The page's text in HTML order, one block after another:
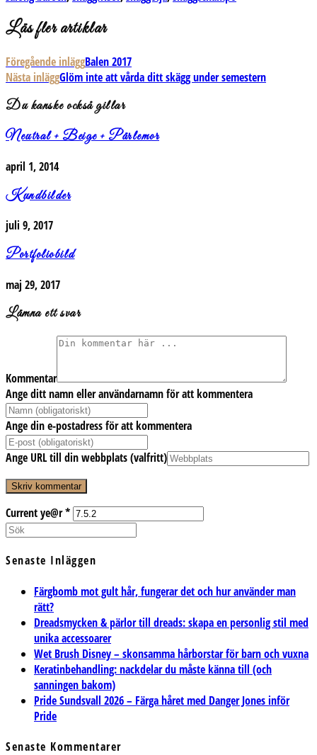
Läs fler artiklar
Föregående inläggBalen 2017
Nästa inläggGlöm inte att vårda ditt skägg under semestern
Du kanske också gillar
Neutral + Beige + Pärlemor
april 1, 2014
Kundbilder
juli 9, 2017
Portfoliobild
maj 29, 2017
Lämna ett svar
Kommentar
Ange ditt namn eller användarnamn för att kommentera
Ange din e-postadress för att kommentera
Ange URL till din webbplats (valfritt)
Current ye@r*
Senaste Inläggen
Färgbomb mot gult hår, fungerar det och hur använder man
rätt?
Dreadsmycken & pärlor till dreads: skapa en personlig stil med
unika accessoarer
Wet Brush Disney – skonsamma hårborstar för barn och vuxna
Keratinbehandling: nackdelar du måste känna till (och
sanningen bakom)
Pride Sundsvall 2026 – Färga håret med Danger Jones inför
Pride
Senaste Kommentarer